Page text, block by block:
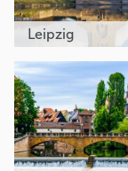
Leipzig